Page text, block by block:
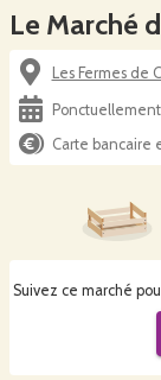
Les Fermes de
Carte bancaire
Suivez ce marché